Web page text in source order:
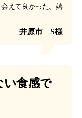
えて良かった。嬉
井原市 S様
い食感で